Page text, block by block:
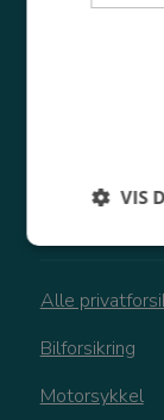
Alle
Bilforsikring
Motorsykkel
VIS